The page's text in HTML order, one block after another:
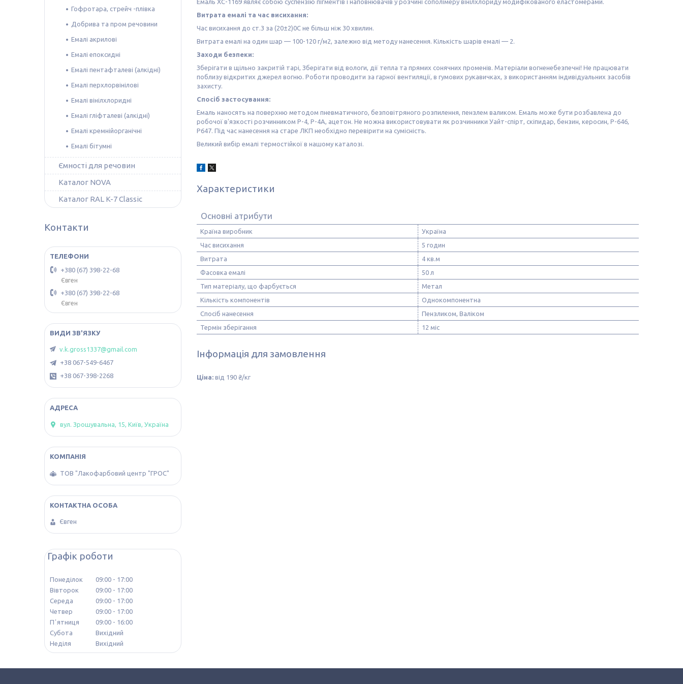
Емаль ХС-1169 являє собою суспензію пігментів і наповнювачів у розчині сополімеру вінілхлориду модифікованого еластомерами.
Витрата емалі та час висихання:
Час висихання до ст.3 за (20±2)0С не більш ніж 30 хвилин.
Витрата емалі на один шар — 100-120 г/м2, залежно від методу нанесення. Кількість шарів емалі — 2.
Заходи безпеки:
Зберігати в щільно закритій тарі, Зберігати від вологи, дії тепла та прямих сонячних променів. Матеріали вогненебезпечні! Не працювати
поблизу відкритих джерел вогню. Роботи проводити за гарної вентиляції, в гумових рукавичках, з використанням індивідуальних засобів
захисту.
Спосіб застосування:
Емаль наносять на поверхню методом пневматичного, безповітряного розпилення, пензлем валиком. Емаль може бути розбавлена до
робочої в'язкості розчинником Р-4, Р-4А, ацетон. Не можна використовувати як розчинники Уайт-спірт, скіпидар, бензин, керосин, Р-646,
Р647. Під час нанесення на старе ЛКП необхідно перевірити на сумісність.
Великий вибір емалі термостійкої в нашому каталозі.
Характеристики
Основні атрибути
Країна виробник
Україна
Час висихання
5 годин
Витрата
4 кв.м
Фасовка емалі
50 л
Тип матеріалу, що фарбується
Метал
Кількість компонентів
Однокомпонентна
Спосіб нанесення
Пензликом, Валіком
Термін зберігання
12 міс
Інформація для замовлення
Ціна: від 190 ₴/кг
Гофротара, стрейч -плівка
Добрива та пром речовини
Емалі акрилові
Емалі епоксидні
Емалі пентафталеві (алкідні)
Емалі перхлорвінілові
Емалі вінілхлоридні
Емалі гліфталеві (алкідні)
Емалі кремнійорганічні
Емалі бітумні
Ємності для речовин
Каталог NOVA
Каталог RAL K-7 Classic
Контакти
+380 (67) 398-22-68
Євген
+380 (67) 398-22-68
Євген
v.k.gross1337@gmail.com
+38 067-549-6467
+38 067-398-2268
вул. Зрошувальна, 15, Київ, Україна
ТОВ "Лакофарбовий центр "ГРОС"
Євген
Графік роботи
Понеділок 09:00
17:00
Вівторок
09:00
17:00
Середа
09:00
17:00
Четвер
09:00
17:00
Пʼятниця
09:00
16:00
Субота
Вихідний
Неділя
Вихідний